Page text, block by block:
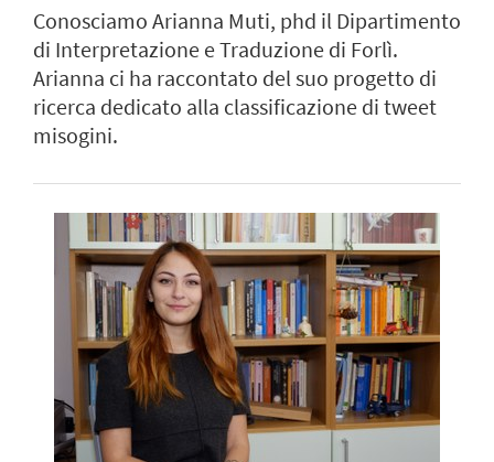
Conosciamo Arianna Muti, phd il Dipartimento
di Interpretazione e Traduzione di Forlì.
Arianna ci ha raccontato del suo progetto di
ricerca dedicato alla classificazione di tweet
misogini.